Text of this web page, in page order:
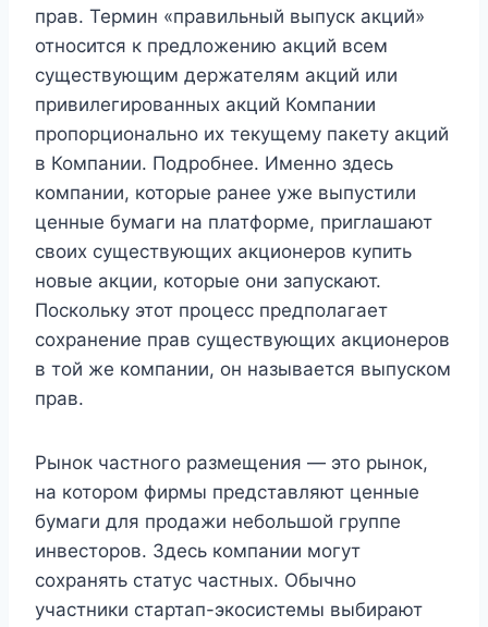
прав. Термин «правильный выпуск акций»
относится к предложению акций всем
существующим держателям акций или
привилегированных акций Компании
пропорционально их текущему пакету акций
в Компании. Подробнее. Именно здесь
компании, которые ранее уже выпустили
ценные бумаги на платформе, приглашают
своих существующих акционеров купить
новые акции, которые они запускают.
Поскольку этот процесс предполагает
сохранение прав существующих акционеров
в той же компании, он называется выпуском
прав.
Рынок частного размещения — это рынок,
на котором фирмы представляют ценные
бумаги для продажи небольшой группе
инвесторов. Здесь компании могут
сохранять статус частных. Обычно
участники стартап-экосистемы выбирают